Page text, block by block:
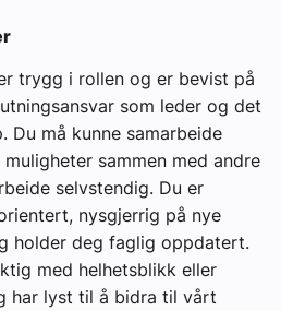
trygg i rollen og er bevist på
som leder og det
Du må kunne samarbeide
sammen med andre
selvstendig. Du er
nysgjerrig på nye
holder deg faglig oppdatert.
med helhetsblikk eller
har lyst til å bidra til vårt